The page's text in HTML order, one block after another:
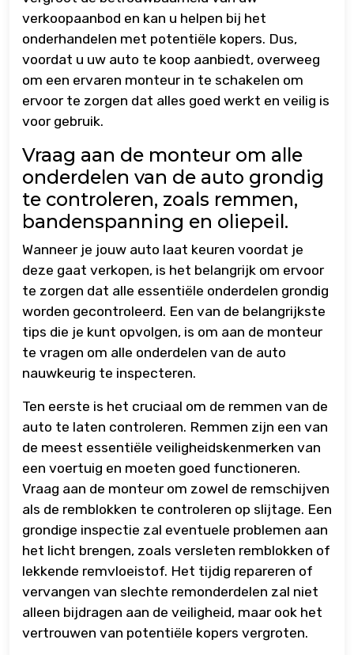
verkoopaanbod en kan u helpen bij het
onderhandelen met potentiële kopers. Dus,
voordat u uw auto te koop aanbiedt, overweeg
om een ervaren monteur in te schakelen om
ervoor te zorgen dat alles goed werkt en veilig is
voor gebruik.
Vraag aan de monteur om alle
onderdelen van de auto grondig
te controleren, zoals remmen,
bandenspanning en oliepeil.
Wanneer je jouw auto laat keuren voordat je
deze gaat verkopen, is het belangrijk om ervoor
te zorgen dat alle essentiële onderdelen grondig
worden gecontroleerd. Een van de belangrijkste
tips die je kunt opvolgen, is om aan de monteur
te vragen om alle onderdelen van de auto
nauwkeurig te inspecteren.
Ten eerste is het cruciaal om de remmen van de
auto te laten controleren. Remmen zijn een van
de meest essentiële veiligheidskenmerken van
een voertuig en moeten goed functioneren.
Vraag aan de monteur om zowel de remschijven
als de remblokken te controleren op slijtage. Een
grondige inspectie zal eventuele problemen aan
het licht brengen, zoals versleten remblokken of
lekkende remvloeistof. Het tijdig repareren of
vervangen van slechte remonderdelen zal niet
alleen bijdragen aan de veiligheid, maar ook het
vertrouwen van potentiële kopers vergroten.